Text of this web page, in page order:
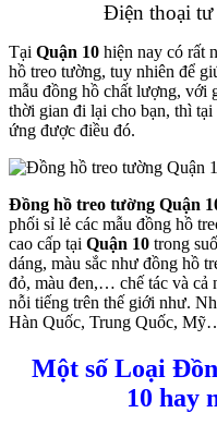
Điện thoại tư
Tại Quận 10 hiện nay có rất
hồ treo tường, tuy nhiên để
mẫu đồng hồ chất lượng, với
thời gian đi lại cho bạn, thì tại
ứng được điều đó.
Đồng hồ treo tường Quận
phối sỉ lẻ các mẫu đồng hồ
cao cấp tại Quận 10 trong
dáng, màu sắc như đồng hồ
đỏ, màu đen,… chế tác và cả
nỗi tiếng trên thế giới như.
Hàn Quốc, Trung Quốc,
Một số Loại
10 hay